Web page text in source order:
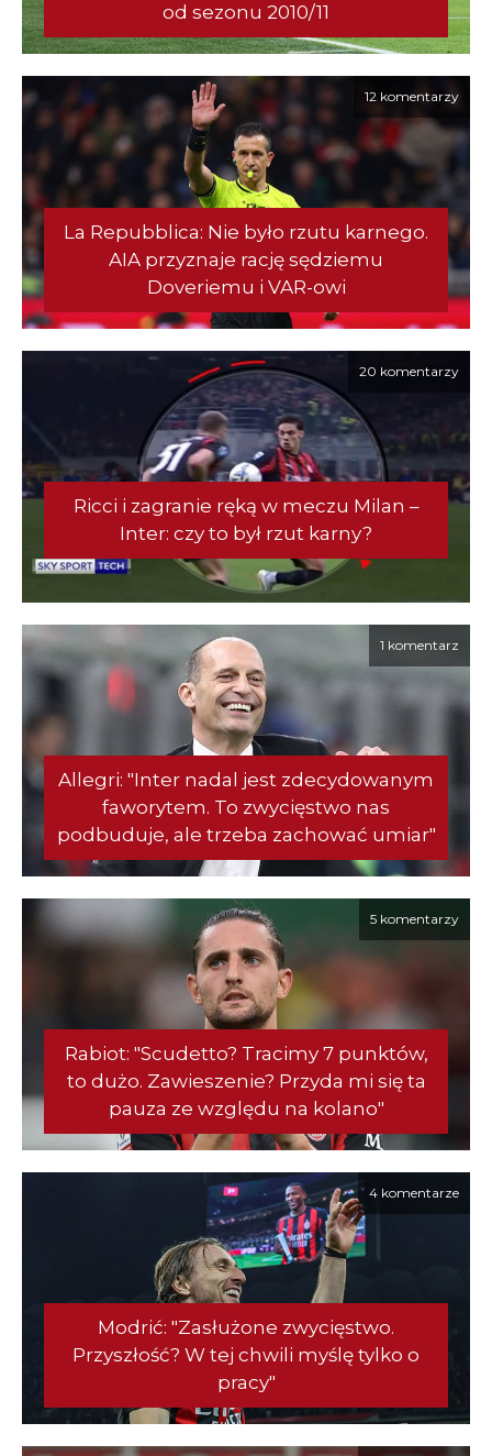
od sezonu 2010/11
12 komentarzy
La Repubblica: Nie było rzutu karnego.
AIA przyznaje rację sędziemu
Doveriemu i VAR-owi
20 komentarzy
Ricci i zagranie ręką w meczu Milan –
Inter: czy to był rzut karny?
1 komentarz
Allegri: "Inter nadal jest zdecydowanym
faworytem. To zwycięstwo nas
podbuduje, ale trzeba zachować umiar"
5 komentarzy
Rabiot: "Scudetto? Tracimy 7 punktów,
to dużo. Zawieszenie? Przyda mi się ta
pauza ze względu na kolano"
4 komentarze
Modrić: "Zasłużone zwycięstwo.
Przyszłość? W tej chwili myślę tylko o
pracy"